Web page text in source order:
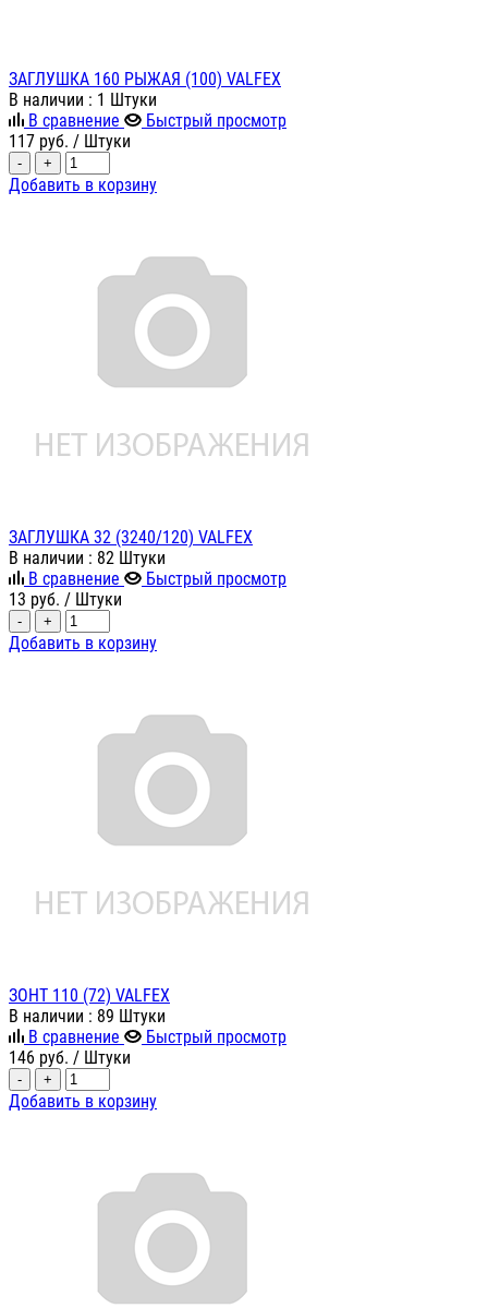
ЗАГЛУШКА 160 РЫЖАЯ (100) VALFEX
В наличии : 1 Штуки
В сравнение
Быстрый просмотр
117 руб. / Штуки
- +
Добавить в корзину
ЗАГЛУШКА 32 (3240/120) VALFEX
В наличии : 82 Штуки
В сравнение
Быстрый просмотр
13 руб. / Штуки
- +
Добавить в корзину
ЗОНТ 110 (72) VALFEX
В наличии : 89 Штуки
В сравнение
Быстрый просмотр
146 руб. / Штуки
- +
Добавить в корзину